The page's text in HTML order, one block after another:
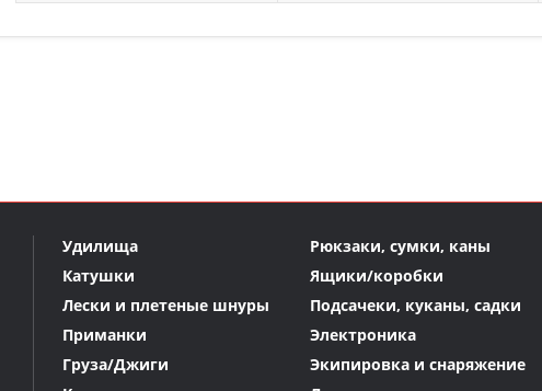
Удилища
Катушки
Лески и плетеные шнуры
Приманки
Груза/Джиги
Рюкзаки, сумки, каны
Ящики/коробки
Подсачеки, куканы, садки
Электроника
Экипировка и снаряжение